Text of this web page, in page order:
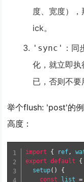
度、宽度）
ick。
'sync' ：
化，就立即
已，否则不要
举个flush: 'post'的
高度：
import { ref,
export
default
{
setup( )
{
const
list =